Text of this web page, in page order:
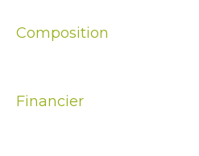
Composition
Financier